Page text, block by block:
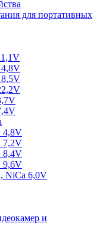
для портативных
4,8V
7,2V
8,4V
9,6V
NiCa 6,0V
и